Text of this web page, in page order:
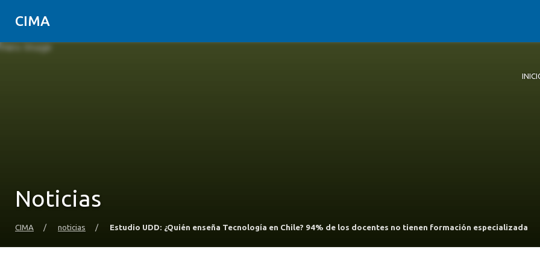
CIMA
Noticias
CIMA / noticias / Estudio UDD: ¿Quién enseña Tecnología en Chile? 94% de los docentes no tienen formación especializada